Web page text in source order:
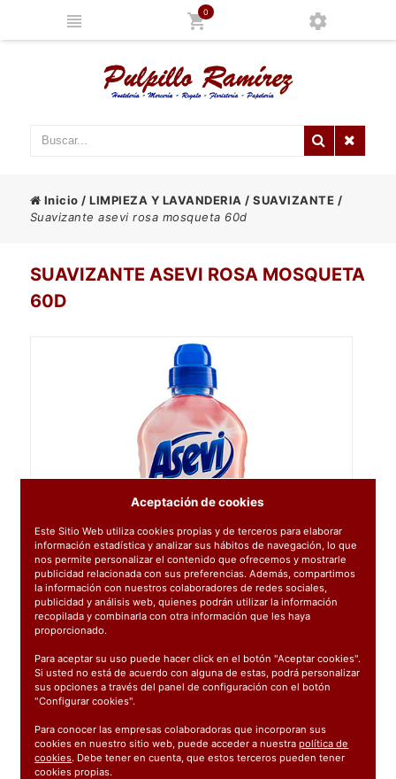
0
Inicio /LIMPIEZA Y LAVANDERIA /SUAVIZANTE /
Suavizante asevi rosa mosqueta 60d
SUAVIZANTE ASEVI ROSA MOSQUETA
60D
Ref: 223052
Aceptación de cookies
Este Sitio Web utiliza cookies propias y de terceros para elaborar
información estadística y analizar sus hábitos de navegación, lo que
nos permite personalizar el contenido que ofrecemos y mostrarle
publicidad relacionada con sus preferencias. Además, compartimos
la información con nuestros colaboradores de redes sociales,
publicidad y análisis web, quienes podrán utilizar la información
recopilada y combinarla con otra información que les haya
proporcionado.
Para aceptar su uso puede hacer click en el botón "Aceptar cookies".
Si usted no está de acuerdo con alguna de estas, podrá personalizar
sus opciones a través del panel de configuración con el botón
"Configurar cookies".
Para conocer las empresas colaboradoras que incorporan sus
cookies en nuestro sitio web, puede acceder a nuestrapolítica de
cookies. Debe tener en cuenta, que estos terceros pueden tener
cookies propias.